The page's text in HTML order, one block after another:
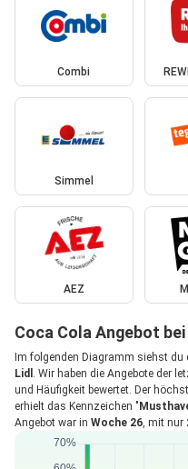
Combi
Simmel
AEZ
Coca Cola Angebot bei
Im folgenden Diagramm siehst du
Lidl . Wir haben die Angebote der
und Häufigkeit bewertet. Der
erhielt das Kennzeichen "
Angebot war in Woche 26, mit nur